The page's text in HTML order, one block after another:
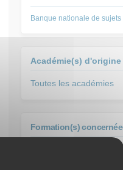
Banque nationale de sujets
Académie(s) d'origine
Toutes les académies
Formation(s)